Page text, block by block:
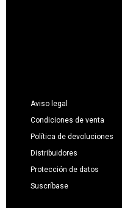
Aviso legal
Condiciones de venta
Política de devoluciones
Distribuidores
Protección de datos
Suscríbase